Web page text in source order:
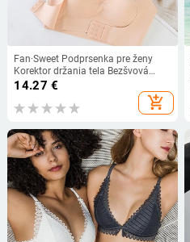
Fan·Sweet Podprsenka pre ženy
Korektor držania tela Bezšvová
Push-Up Podprsenka odolná voči
nárazom Športová podpora Fitness
Vesta Spodná bielizeň Korzet
14.27 €
add_shopping_cart